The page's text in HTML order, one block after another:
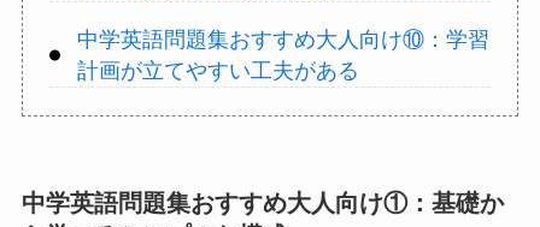
中学英語問題集おすすめ大人向け⑩：学習
計画が立てやすい工夫がある
中学英語問題集おすすめ大人向け①：基礎か